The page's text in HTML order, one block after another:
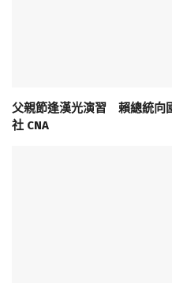
父親節逢漢光演習 賴總統向
社 CNA